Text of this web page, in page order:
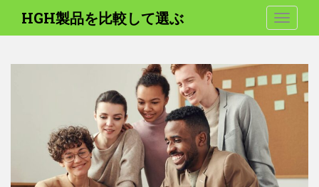
ン
HGH製品を比較して選ぶ ナビゲ